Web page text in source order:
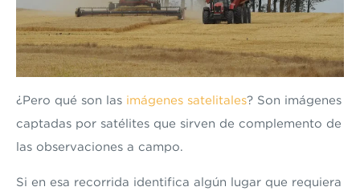
¿Pero qué son las imágenes satelitales? Son imágenes
captadas por satélites que sirven de complemento de
las observaciones a campo.
Si en esa recorrida identifica algún lugar que requiera